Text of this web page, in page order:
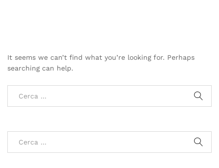
It seems we can’t find what you’re looking for. Perhaps
searching can help.